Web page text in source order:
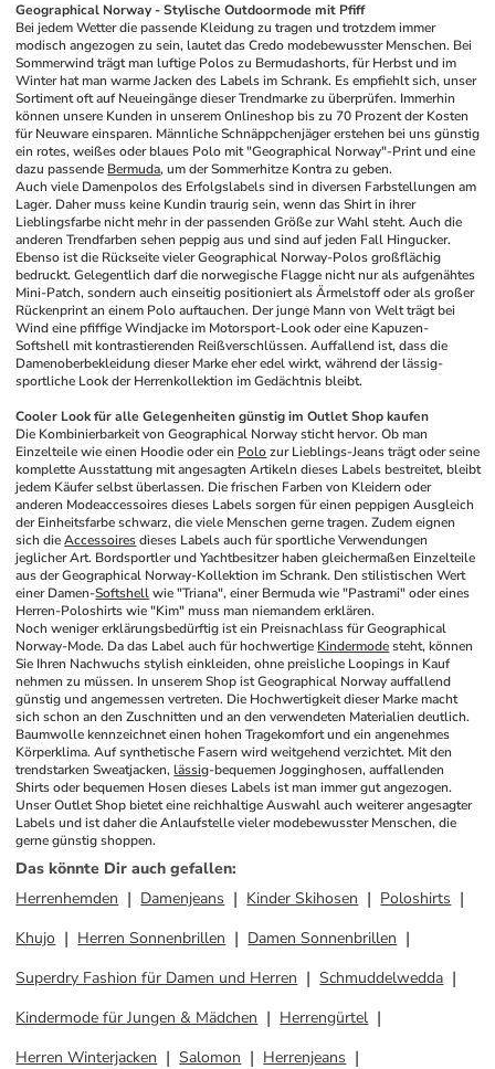
Geographical Norway - Stylische Outdoormode mit Pfiff
Bei jedem Wetter die passende Kleidung zu tragen und trotzdem immer
modisch angezogen zu sein, lautet das Credo modebewusster Menschen. Bei
Sommerwind trägt man luftige Polos zu Bermudashorts, für Herbst und im
Winter hat man warme Jacken des Labels im Schrank. Es empfiehlt sich, unser
Sortiment oft auf Neueingänge dieser Trendmarke zu überprüfen. Immerhin
können unsere Kunden in unserem Onlineshop bis zu 70 Prozent der Kosten
für Neuware einsparen. Männliche Schnäppchenjäger erstehen bei uns günstig
ein rotes, weißes oder blaues Polo mit "Geographical Norway"-Print und eine
dazu passende Bermuda, um der Sommerhitze Kontra zu geben.
Auch viele Damenpolos des Erfolgslabels sind in diversen Farbstellungen am
Lager. Daher muss keine Kundin traurig sein, wenn das Shirt in ihrer
Lieblingsfarbe nicht mehr in der passenden Größe zur Wahl steht. Auch die
anderen Trendfarben sehen peppig aus und sind auf jeden Fall Hingucker.
Ebenso ist die Rückseite vieler Geographical Norway-Polos großflächig
bedruckt. Gelegentlich darf die norwegische Flagge nicht nur als aufgenähtes
Mini-Patch, sondern auch einseitig positioniert als Ärmelstoff oder als großer
Rückenprint an einem Polo auftauchen. Der junge Mann von Welt trägt bei
Wind eine pfiffige Windjacke im Motorsport-Look oder eine Kapuzen-
Softshell mit kontrastierenden Reißverschlüssen. Auffallend ist, dass die
Damenoberbekleidung dieser Marke eher edel wirkt, während der lässig-
sportliche Look der Herrenkollektion im Gedächtnis bleibt.
Cooler Look für alle Gelegenheiten günstig im Outlet Shop kaufen
Die Kombinierbarkeit von Geographical Norway sticht hervor. Ob man
Einzelteile wie einen Hoodie oder ein Polo zur Lieblings-Jeans trägt oder seine
komplette Ausstattung mit angesagten Artikeln dieses Labels bestreitet, bleibt
jedem Käufer selbst überlassen. Die frischen Farben von Kleidern oder
anderen Modeaccessoires dieses Labels sorgen für einen peppigen Ausgleich
der Einheitsfarbe schwarz, die viele Menschen gerne tragen. Zudem eignen
sich die Accessoires dieses Labels auch für sportliche Verwendungen
jeglicher Art. Bordsportler und Yachtbesitzer haben gleichermaßen Einzelteile
aus der Geographical Norway-Kollektion im Schrank. Den stilistischen Wert
einer Damen-Softshell wie "Triana", einer Bermuda wie "Pastrami" oder eines
Herren-Poloshirts wie "Kim" muss man niemandem erklären.
Noch weniger erklärungsbedürftig ist ein Preisnachlass für Geographical
Norway-Mode. Da das Label auch für hochwertige Kindermode steht, können
Sie Ihren Nachwuchs stylish einkleiden, ohne preisliche Loopings in Kauf
nehmen zu müssen. In unserem Shop ist Geographical Norway auffallend
günstig und angemessen vertreten. Die Hochwertigkeit dieser Marke macht
sich schon an den Zuschnitten und an den verwendeten Materialien deutlich.
Baumwolle kennzeichnet einen hohen Tragekomfort und ein angenehmes
Körperklima. Auf synthetische Fasern wird weitgehend verzichtet. Mit den
trendstarken Sweatjacken, lässig-bequemen Jogginghosen, auffallenden
Shirts oder bequemen Hosen dieses Labels ist man immer gut angezogen.
Unser Outlet Shop bietet eine reichhaltige Auswahl auch weiterer angesagter
Labels und ist daher die Anlaufstelle vieler modebewusster Menschen, die
gerne günstig shoppen.
Das könnte Dir auch gefallen:
Herrenhemden
Damenjeans Kinder Skihosen
Poloshirts
Khujo
Herren Sonnenbrillen
Damen Sonnenbrillen
Superdry Fashion für Damen und Herren
Schmuddelwedda
Kindermode für Jungen & Mädchen
Herrengürtel
Herren Winterjacken
Salomon
Herrenjeans